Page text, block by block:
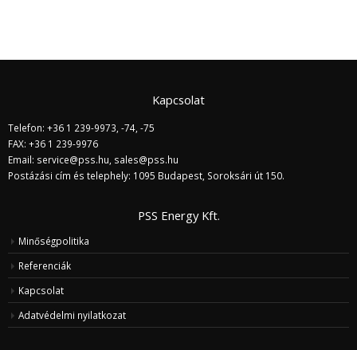
Kapcsolat
Telefon: +36 1 239-9973, -74, -75
FAX: +36 1 239-9976
Email: service@pss.hu sales@pss.hu
Postázási cím és telephely: 1095 Budapest, Soroksári út 150.
PSS Energy Kft.
Minőségpolitika
Referenciák
Kapcsolat
Adatvédelmi nyilatkozat